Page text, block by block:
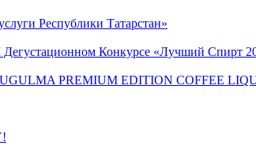
Республики Татарстан»
Конкурсе «Лучший Спирт
PREMIUM EDITION COFFEE